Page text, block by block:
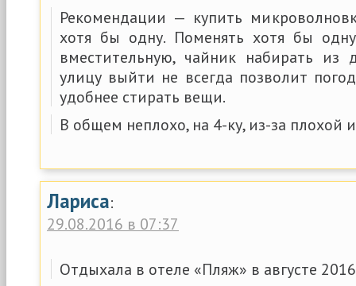
Рекомендации — купить
хотя бы одну. Поменять хотя бы
вместительную, чайник набирать из
улицу выйти не всегда позволит
удобнее стирать вещи.
В общем неплохо, на 4-ку, из-за плохой
Лариса:
29.08.2016 в 07:37
Отдыхала в отеле «Пляж» в августе